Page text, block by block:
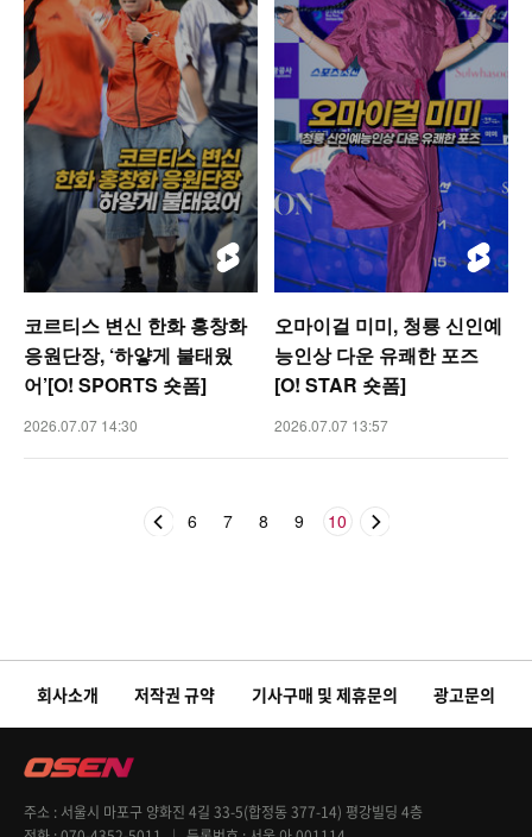
코르티스 변신 한화 홍창화
응원단장, ‘하얗게 불태웠
어’[O! SPORTS 숏폼]
2026.07.07 14:30
오마이걸 미미, 청룡 신인예
능인상 다운 유쾌한 포즈
[O! STAR 숏폼]
2026.07.07 13:57
6 7 8 9 10
회사소개 저작권 규약 기사구매 및 제휴문의 광고문의
주소
서울시 마포구 양화진 4길 33-5(합정동 377-14) 평강빌딩 4층